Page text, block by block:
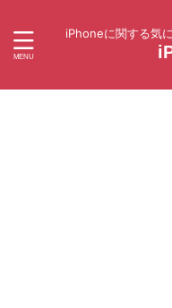
iPhoneに関する気